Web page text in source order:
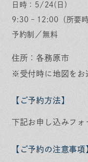
日時：5/24(日)
9:30 – 12:00（所要
予約制／無料
住所：各務原市
※受付時に地図をお
【ご予約方法】
下記お申し込みフォ
【ご予約の注意事項